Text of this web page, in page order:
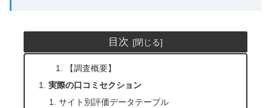
目次
【調査概要】
実際の口コミセクション
サイト別評価データテーブル